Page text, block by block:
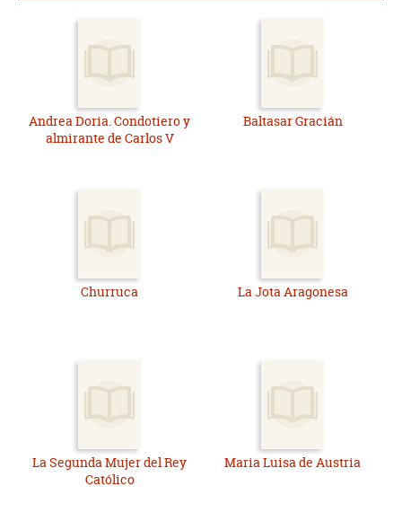
Andrea Doria. Condotiero y
almirante de Carlos V
Baltasar Gracián
Churruca La Jota Aragonesa
La Segunda Mujer del Rey
Católico
Maria Luisa de Austria